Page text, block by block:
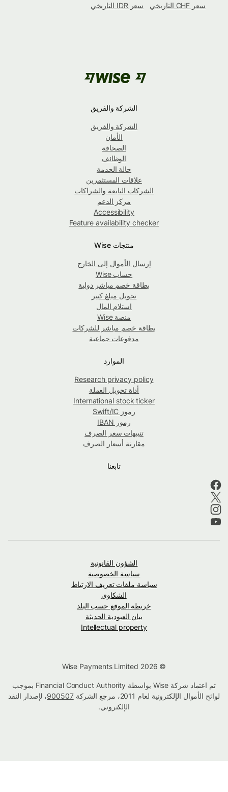
سعر CHF التاريخي
سعر IDR التاريخي
الشركة والفريق
الشركة والفريق
الأمان
الصحافة
الوظائف
حالة الخدمة
علاقات المستثمرين
الشركات التابعة والشراكات
مركز الدعم
Accessibility
Feature availability checker
منتجات Wise
إرسال الأموال إلى الخارج
حساب Wise
بطاقة خصم مباشر دولية
تحويل مبلغ كبير
استلام المال
منصة Wise
بطاقة خصم مباشر للشركات
مدفوعات جماعية
الموارد
Research privacy policy
أداة تحويل العملة
International stock ticker
رموز Swift/IC
رموز IBAN
تنبيهات سعر الصرف
مقارنة أسعار الصرف
تابعنا
الشؤون القانونية
سياسة الخصوصية
سياسة ملفات تعريف الارتباط
الشكاوى
خريطة الموقع حسب البلد
بيان العبودية الحديثة
Intellectual property
تم اعتماد شركة Wise بواسطة Financial Conduct Authority بموجب
لوائح الأموال الإلكترونية لعام 2011، مرجع الشركة
900507، لإصدار النقد
الإلكتروني.